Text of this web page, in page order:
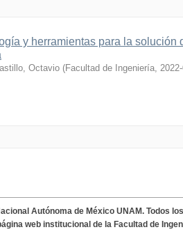
y herramientas para la solución
Octavio (Facultad de Ingeniería,
Autónoma de México UNAM. Todos
web institucional de la Facultad de